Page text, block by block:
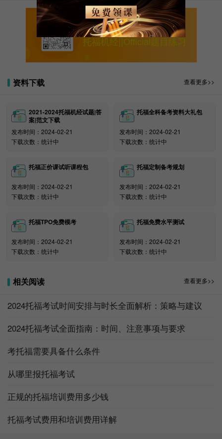
现在，我书写此信以申明耶鲁大学对国际学生和学
者的坚定承诺，因为他们对于我们的大学社区至关重
无损于我们对学术诚信的追求。
人、加州大学伯克利分校校长、加州大学戴维斯分校校
长也均公开表示，国际学生和国际学者应得到尊重和保
护。
是大多数留学生的首选。根据2018美国门户开放报告，
中国连续9年成为美国国际学生最大生源国，中国学生数
量达到36万人，增长了3.6%。中国学生数量庞大，占到
的近7倍。
(各国赴美留学人员数量及同比变化，图自：2018美
关注新东方在线托福
托福机经||Official题目练习
资料下载 查看更多>>
2021-2024托福机经试题|答
案|范文下载
发布时间：2024-02-21
下载次数：统计中
托福全科备考资料大礼包
发布时间：2024-02-21
下载次数：统计中
托福正价课试听课程包
发布时间：2024-02-21
下载次数：统计中
托福定制备考规划
发布时间：2024-02-21
下载次数：统计中
托福TPO免费模考
发布时间：2024-02-21
下载次数：统计中
托福免费水平测试
发布时间：2024-02-21
下载次数：统计中
相关阅读 查看更多>>
2024托福考试时间安排与时长全面解析：策略与建议
2024托福考试全面指南：时间、注意事项与要求
考托福需要具备什么条件
从哪里报托福考试
正规的托福培训费用多少钱
托福考试费用和培训费用详解